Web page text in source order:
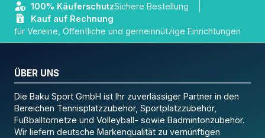
100% KäuferschutzSichere Bestellung
Kauf auf Rechnung
für Vereine, Öffentliche und gemeinnützige Einrichtungen
ÜBER UNS
Die Baku Sport GmbH ist Ihr zuverlässiger Partner in den
Bereichen Tennisplatzzubehör, Sportplatzzubehör,
Fußballtornetze und Volleyball- sowie Badmintonzubehör.
Wir liefern deutsche Markenqualität zu vernünftigen